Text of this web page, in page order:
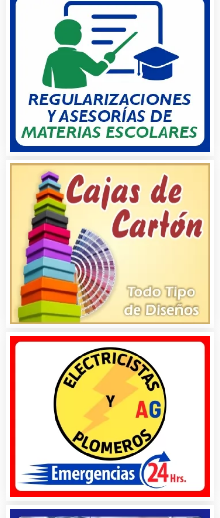
Alquiler de Sillas y Mesas
Alquiler de Trajes de Etiqueta
Alta Costura
Aluminio
Ambulancias
Análisis Clínicos
Análisis de Aguas
Animadores de Eventos
Aparatos y Equipos Eléctricos
Arquitectos
Artes Gráficas
Artesanías
Artículos de Oficina
Artículos de Piel